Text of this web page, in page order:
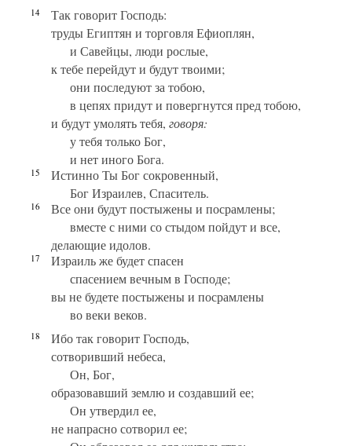
14
Так говорит Господь:
труды Египтян и торговля Ефиоплян,
и Савейцы, люди рослые,
к тебе перейдут и будут твоими;
они последуют за тобою,
в цепях придут и повергнутся пред тобою,
и будут умолять тебя, говоря:
у тебя только Бог,
и нет иного Бога.
15
Истинно Ты Бог сокровенный,
Бог Израилев, Спаситель.
16
Все они будут постыжены и посрамлены;
вместе с ними со стыдом пойдут и все,
делающие идолов.
17
Израиль же будет спасен
спасением вечным в Господе;
вы не будете постыжены и посрамлены
во веки веков.
18
Ибо так говорит Господь,
сотворивший небеса,
Он, Бог,
образовавший землю и создавший ее;
Он утвердил ее,
не напрасно сотворил ее;